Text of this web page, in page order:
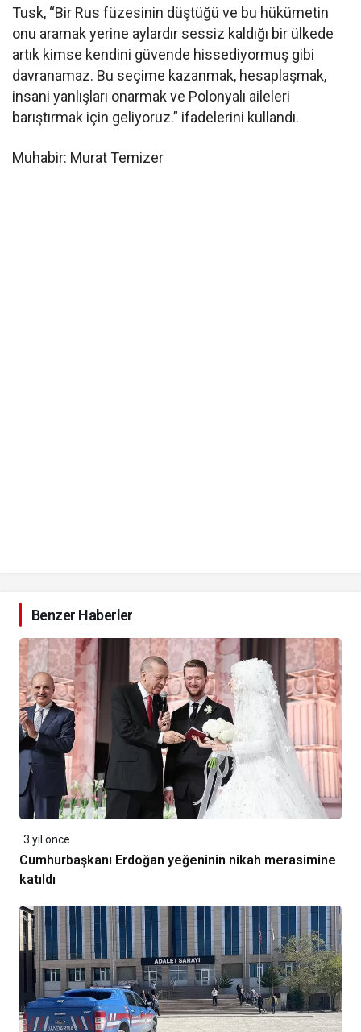
Tusk, “Bir Rus füzesinin düştüğü ve bu hükümetin
onu aramak yerine aylardır sessiz kaldığı bir ülkede
artık kimse kendini güvende hissediyormuş gibi
davranamaz. Bu seçime kazanmak, hesaplaşmak,
insani yanlışları onarmak ve Polonyalı aileleri
barıştırmak için geliyoruz.” ifadelerini kullandı.
Muhabir: Murat Temizer
Benzer Haberler
3 yıl önce
Cumhurbaşkanı Erdoğan yeğeninin nikah merasimine
katıldı